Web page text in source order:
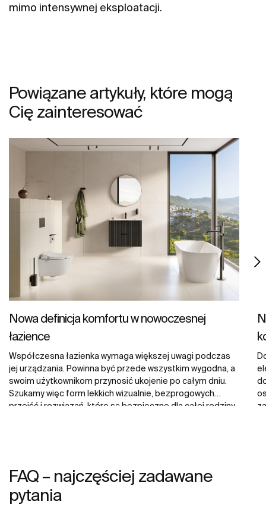
mimo intensywnej eksploatacji.
Powiązane artykuły, które mogą
Cię zainteresować
Nowa definicja komfortu w nowoczesnej
łazience
Współczesna łazienka wymaga większej uwagi podczas
jej urządzania. Powinna być przede wszystkim wygodna, a
swoim użytkownikom przynosić ukojenie po całym dniu.
Szukamy więc form lekkich wizualnie, bezprogowych
przejść i rozwiązań, które są bezpieczne dla całej rodziny,
FAQ – najczęściej zadawane
pytania